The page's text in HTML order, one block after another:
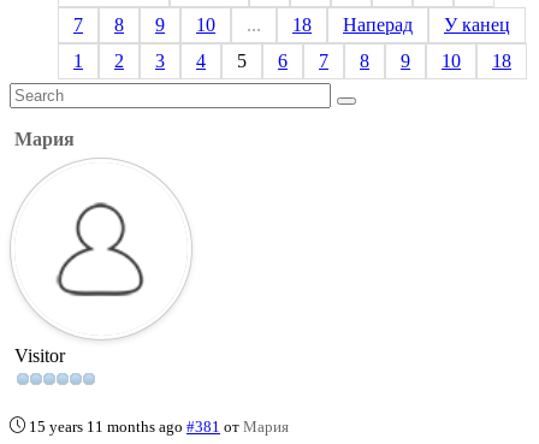
7
8 9 10 ... 18 Наперад
У канец
1
2 3 4 5 6 7 8 9 10 18
Мария
Visitor
15 years 11 months ago #381 от Мария